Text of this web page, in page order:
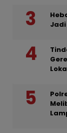
Jadi